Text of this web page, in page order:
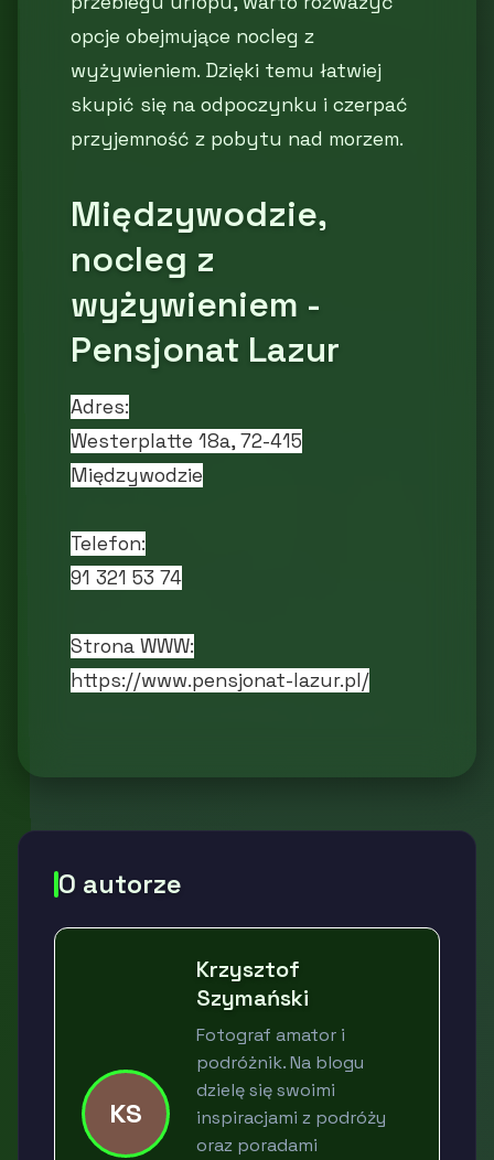
opcje obejmujące nocleg z
wyżywieniem. Dzięki temu łatwiej
skupić się na odpoczynku i czerpać
przyjemność z pobytu nad morzem.
Międzywodzie,
nocleg z
wyżywieniem -
Pensjonat Lazur
Adres:
Westerplatte 18a, 72-415
Międzywodzie
Telefon:
91 321 53 74
Strona WWW:
https://www.pensjonat-lazur.pl/
O autorze
KS
Krzysztof
Szymański
Fotograf amator i
podróżnik. Na blogu
dzielę się swoimi
inspiracjami z podróży
oraz poradami